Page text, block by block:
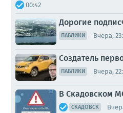
00:42
Дорогие
ПАБЛИКИ Вчера,
Создатель
ПАБЛИКИ Вчера,
В Скадовском
СКАДОВСК